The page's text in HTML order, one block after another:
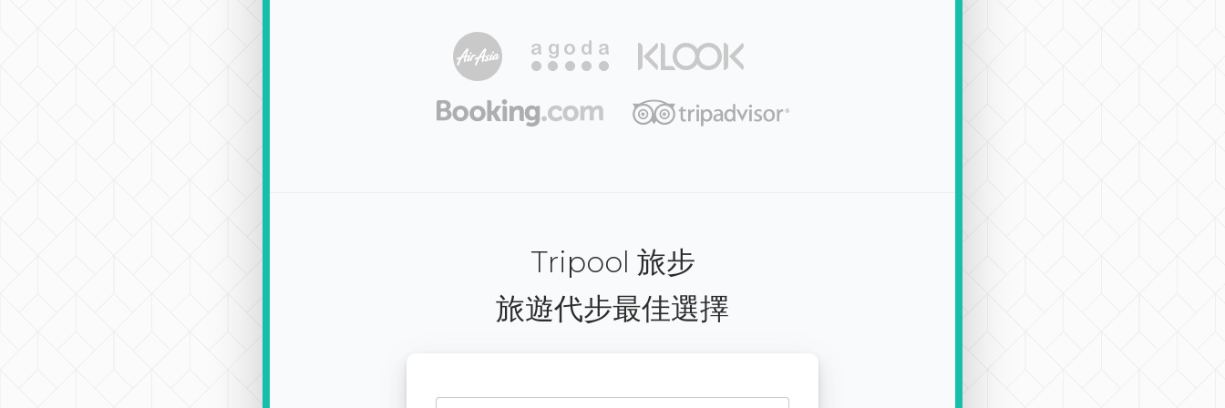
Tripool 旅步
旅遊代步最佳選擇